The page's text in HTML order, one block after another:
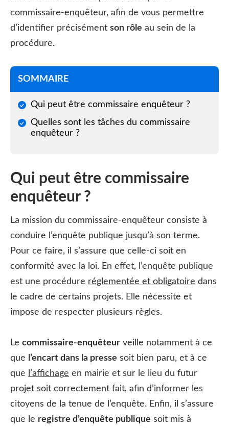
commissaire-enquêteur, afin de vous permettre
d’identifier précisément son rôle au sein de la
procédure.
SOMMAIRE
Qui peut être commissaire enquêteur ?
Quelles sont les tâches du commissaire
enquêteur ?
Qui peut être commissaire
enquêteur ?
La mission du commissaire-enquêteur consiste à
conduire l’enquête publique jusqu’à son terme.
Pour ce faire, il s’assure que celle-ci soit en
conformité avec la loi. En effet, l’enquête publique
est une procédure réglementée et obligatoire dans
le cadre de certains projets. Elle nécessite et
impose de respecter plusieurs règles.
Le commissaire-enquêteur veille notamment à ce
que
l’encart dans la presse soit bien paru, et à ce
que
l’affichage en mairie et sur le lieu du futur
projet soit correctement fait, afin d’informer les
citoyens de la tenue de l’enquête. Enfin, il s’assure
que le registre d’enquête publique soit mis à